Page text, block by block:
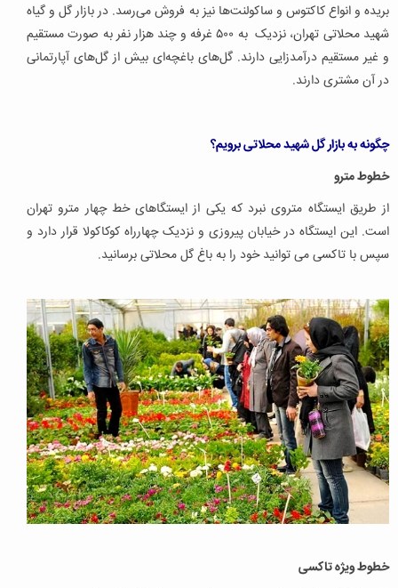
بریده و انواع کاکتوس و ساکولنت‌ها نیز به فروش می‌رسد. در بازار گل و گیاه
شهید محلاتی تهران، نزدیک به ۵۰۰ غرفه و چند هزار نفر به صورت مستقیم
و غیر مستقیم درآمدزایی دارند. گل‌های باغچه‌ای بیش از گل‌های آپارتمانی
در آن مشتری دارند.
چگونه به بازار گل شهید محلاتی برویم؟
خطوط مترو
از طریق ایستگاه متروی نبرد که یکی از ایستگاهای خط چهار مترو تهران
است. این ایستگاه در خیابان پیروزی و نزدیک چهارراه کوکاکولا قرار دارد و
سپس با تاکسی می توانید خود را به باغ گل محلاتی برسانید.
خطوط ویژه تاکسی